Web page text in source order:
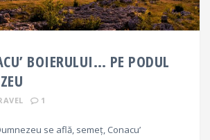
BOIERULUI… PE PODUL
1
se află, semeț, Conacu’